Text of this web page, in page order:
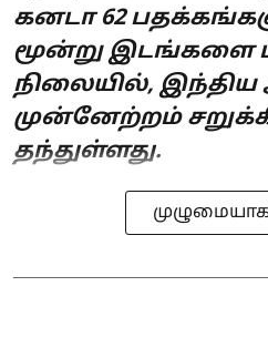
கனடா 62
மூன்று இடங்களை
நிலையில்,
முன்னேற்றம்
தந்துள்ளது.